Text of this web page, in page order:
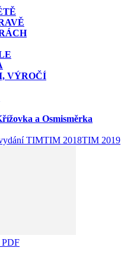
VÝROČÍ
a Osmisměrka
TIMTIM 2018TIM 2019